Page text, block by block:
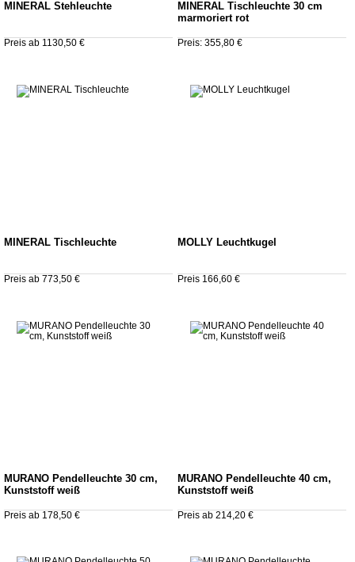
MINERAL Stehleuchte
Preis ab 1130,50 €
MINERAL Tischleuchte 30 cm
marmoriert rot
Preis: 355,80 €
MINERAL Tischleuchte
Preis ab 773,50 €
MOLLY Leuchtkugel
Preis 166,60 €
MURANO Pendelleuchte 30 cm,
Kunststoff weiß
Preis ab 178,50 €
MURANO Pendelleuchte 40 cm,
Kunststoff weiß
Preis ab 214,20 €